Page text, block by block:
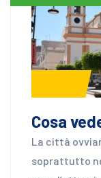
Cosa
La città
soprattutto